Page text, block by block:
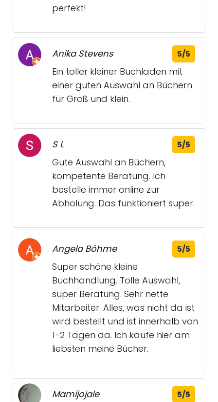
perfekt!
Anika Stevens 5/5
Ein toller kleiner Buchladen mit
einer guten Auswahl an Büchern
für Groß und klein.
S L 5/5
Gute Auswahl an Büchern,
kompetente Beratung. Ich
bestelle immer online zur
Abholung. Das funktioniert super.
Angela Böhme 5/5
Super schöne kleine
Buchhandlung. Tolle Auswahl,
super Beratung. Sehr nette
Mitarbeiter. Alles, was nicht da ist
wird bestellt und ist innerhalb von
1-2 Tagen da. Ich kaufe hier am
liebsten meine Bücher.
Mamijojale 5/5